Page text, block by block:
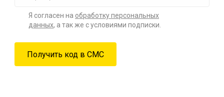
Я согласен на обработку персональных
данных, а так же с условиями подписки.